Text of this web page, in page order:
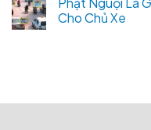
Cho Chủ Xe